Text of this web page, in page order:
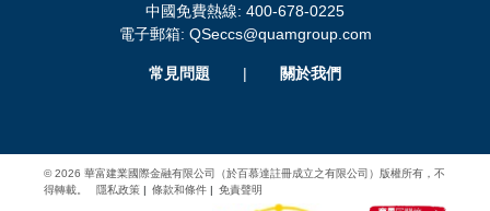
中國免費熱線: 400-678-0225
電子郵箱: QSeccs@quamgroup.com
常見問題 | 關於我們
© 2026 華富建業國際金融有限公司（於百慕達註冊成立之有限公司）版權所有，不
得轉載。
隱私政策 條款和條件 免責聲明